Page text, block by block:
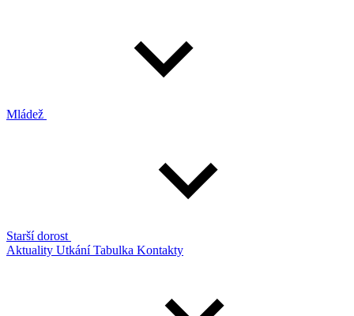
Mládež
Starší dorost
Aktuality UtkáníTabulka Kontakty